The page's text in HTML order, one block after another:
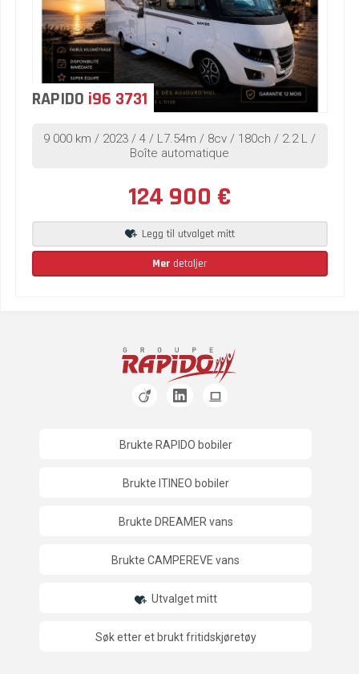
RAPIDO i96 3731
9 000 km / 2023 / 4 / L7.54m / 8cv / 180ch / 2.2 L /
Boîte automatique
124 900 €
Legg til utvalget mitt
Mer detaljer
Brukte RAPIDO bobiler
Brukte ITINEO bobiler
Brukte DREAMER vans
Brukte CAMPEREVE vans
Utvalget mitt
Søk etter et brukt fritidskjøretøy